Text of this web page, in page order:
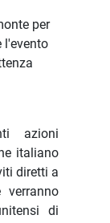
per
l'evento
azioni
italiano
diretti a
verranno
di